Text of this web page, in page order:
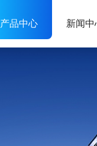
产品中心 新闻中